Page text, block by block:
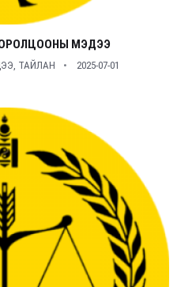
МЭДЭЭ
ТАЙЛАН 2025-07-01